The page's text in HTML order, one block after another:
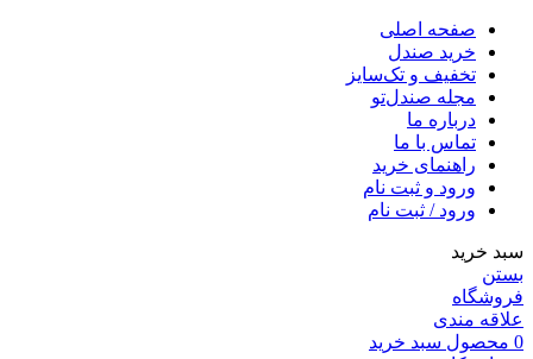
صفحه اصلی
خرید صندل
تخفیف و تک‌سایز
مجله صندل‌تو
درباره ما
تماس با ما
راهنمای خرید
ورود و ثبت نام
ورود / ثبت نام
سبد خرید
بستن
فروشگاه
علاقه مندی
0 محصول سبد خرید